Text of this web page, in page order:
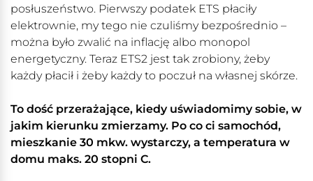
posłuszeństwo. Pierwszy podatek ETS płaciły
elektrownie, my tego nie czuliśmy bezpośrednio –
można było zwalić na inflację albo monopol
energetyczny. Teraz ETS2 jest tak zrobiony, żeby
każdy płacił i żeby każdy to poczuł na własnej skórze.
To dość przerażające, kiedy uświadomimy sobie, w
jakim kierunku zmierzamy. Po co ci samochód,
mieszkanie 30 mkw. wystarczy, a temperatura w
domu maks. 20 stopni C.